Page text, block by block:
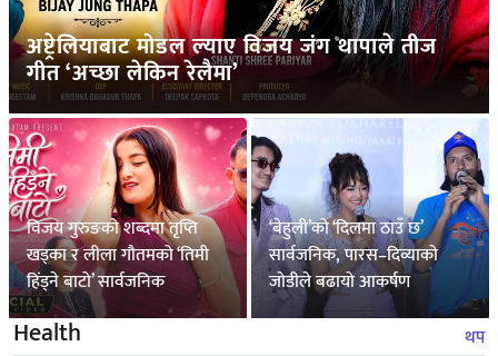
अष्ट्रेलियाबाट मोडल ल्याए विजय जंग थापाले तीज
गीत ‘अच्छा लेकिन रेलैमा’
विजय गुरुङको शब्दमा तृप्ति
खड्का र लीला गौतमको ‘तिमी
हिंड्ने बाटो’ सार्वजनिक
‘बेहुली’को ‘दिलमा ठाउँ छ’
सार्वजनिक, पारस–दिव्याको
जोडीले बढायो आकर्षण
Health थप